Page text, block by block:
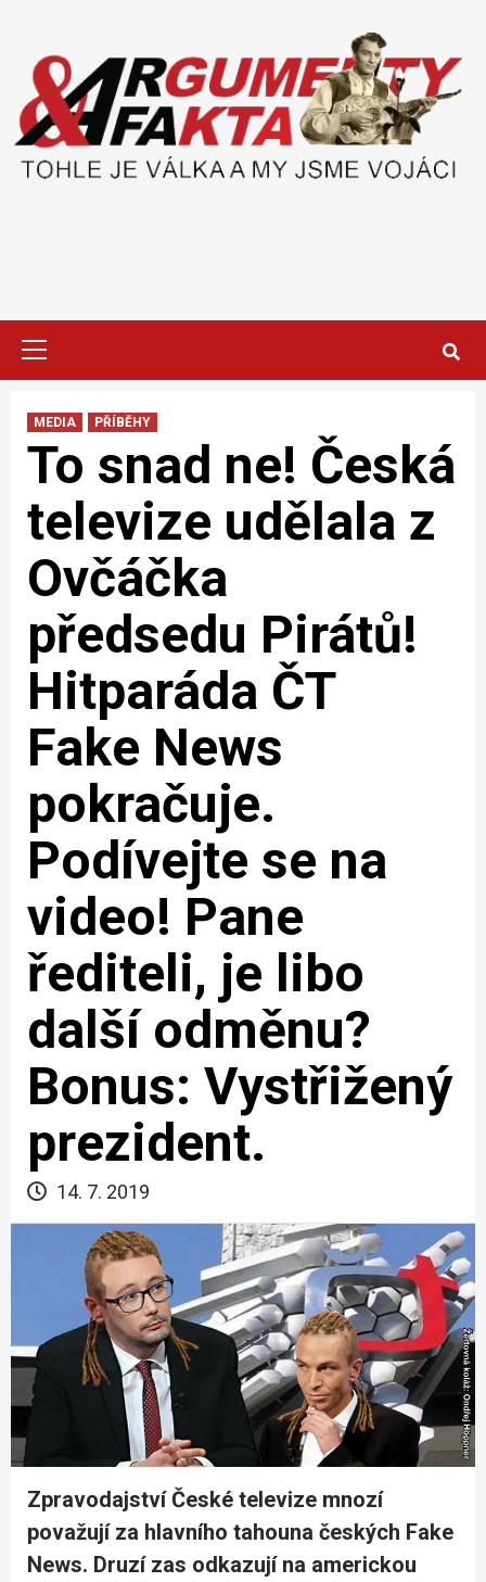
content
Primary
MEDIA PŘÍBĚHY
To snad ne! Česká
televize udělala z
Ovčáčka
předsedu Pirátů!
Hitparáda ČT
Fake News
pokračuje.
Podívejte se na
video! Pane
řediteli, je libo
další odměnu?
Bonus: Vystřižený
prezident.
14. 7. 2019
Zpravodajství České televize mnozí
považují za hlavního tahouna českých Fake
News. Druzí zas odkazují na americkou